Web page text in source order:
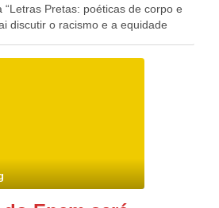
“Letras Pretas: poéticas de corpo e
discutir o racismo e a equidade
A programação começa hoje (8)